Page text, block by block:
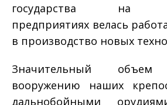
государства на
предприятиях велась
в производство новых
Значительный
вооружению наших
дальнобойными